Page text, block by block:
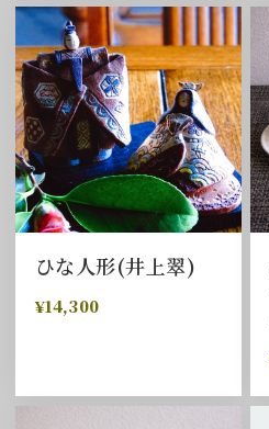
ひな人形(井上翠)
¥14,300